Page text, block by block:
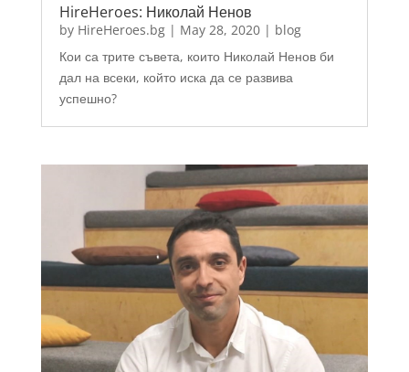
HireHeroes: Николай Ненов
by HireHeroes.bg| May 28, 2020| blog
Кои са трите съвета, които Николай Ненов би
дал на всеки, който иска да се развива
успешно?